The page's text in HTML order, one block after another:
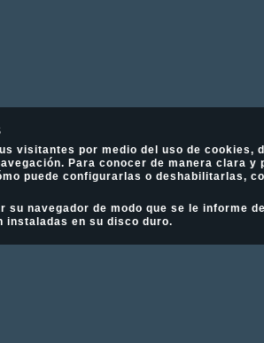
visitantes por medio del uso de cookies,
Para conocer de manera clara y
puede configurarlas o deshabilitarlas,
navegador de modo que se le informe
instaladas en su disco duro.